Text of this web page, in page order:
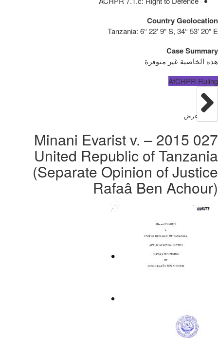
Country Geolocation
Tanzania: 6° 22′ 9″ S, 34° 53′ 20″ E
Case Summary
هذه الخاصية غير متوفرة
AfCHPR Ruling
عرض
027 2015 – Minani Evarist v.
United Republic of Tanzania
(Separate Opinion of Justice
Rafaâ Ben Achour)